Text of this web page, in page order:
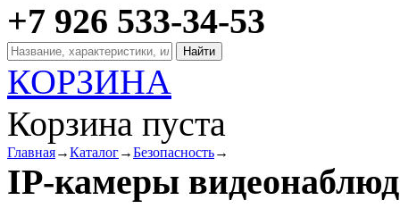
+7 926 533-34-53
КОРЗИНА
Корзина пуста
Главная→Каталог→Безопасность→
IP-камеры